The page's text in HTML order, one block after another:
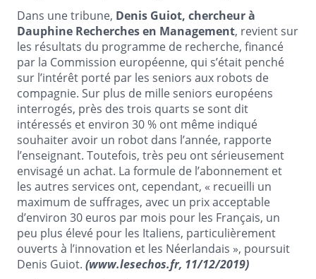
Dans une tribune, Denis Guiot, chercheur à
Dauphine Recherches en Management, revient sur
les résultats du programme de recherche, financé
par la Commission européenne, qui s’était penché
sur l’intérêt porté par les seniors aux robots de
compagnie. Sur plus de mille seniors européens
interrogés, près des trois quarts se sont dit
intéressés et environ 30 % ont même indiqué
souhaiter avoir un robot dans l’année, rapporte
l’enseignant. Toutefois, très peu ont sérieusement
envisagé un achat. La formule de l’abonnement et
les autres services ont, cependant, « recueilli un
maximum de suffrages, avec un prix acceptable
d’environ 30 euros par mois pour les Français, un
peu plus élevé pour les Italiens, particulièrement
ouverts à l’innovation et les Néerlandais », poursuit
Denis Guiot. (www.lesechos.fr, 11/12/2019)